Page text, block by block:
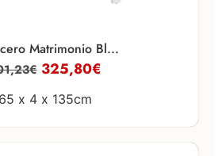
Matrimonio Bl...
€ 325,80€
x 4 x 135cm